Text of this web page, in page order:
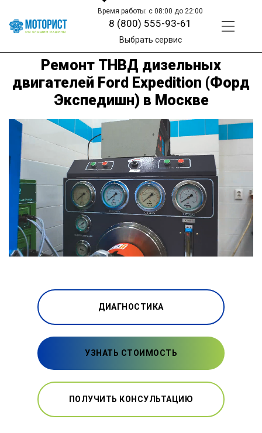
Время работы: с 08:00 до 22:00
8 (800) 555-93-61
Выбрать сервис
Ремонт ТНВД дизельных
двигателей Ford Expedition (Форд
Экспедишн) в Москве
ДИАГНОСТИКА
УЗНАТЬ СТОИМОСТЬ
ПОЛУЧИТЬ КОНСУЛЬТАЦИЮ